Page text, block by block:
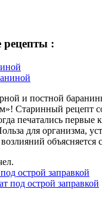
рецепты :
и постной
Старинный рецепт
печатались первые
для организма,
объясняется
острой заправкой